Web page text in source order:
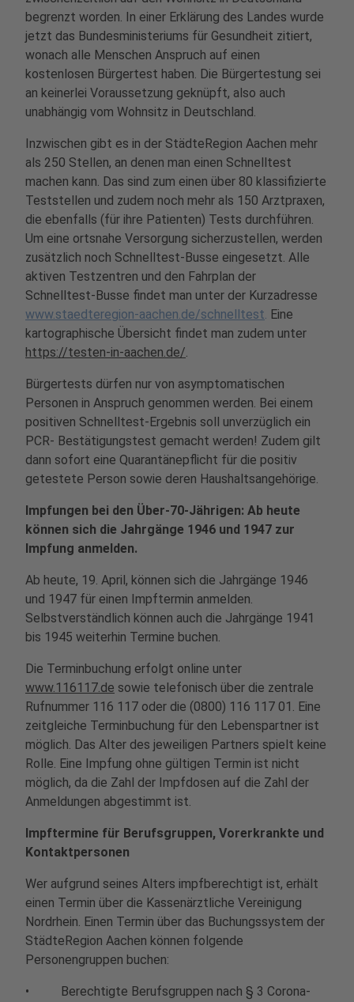
begrenzt worden. In einer Erklärung des Landes wurde
jetzt das Bundesministeriums für Gesundheit zitiert,
wonach alle Menschen Anspruch auf einen
kostenlosen Bürgertest haben. Die Bürgertestung sei
an keinerlei Voraussetzung geknüpft, also auch
unabhängig vom Wohnsitz in Deutschland.
Inzwischen gibt es in der StädteRegion Aachen mehr
als 250 Stellen, an denen man einen Schnelltest
machen kann. Das sind zum einen über 80 klassifizierte
Teststellen und zudem noch mehr als 150 Arztpraxen,
die ebenfalls (für ihre Patienten) Tests durchführen.
Um eine ortsnahe Versorgung sicherzustellen, werden
zusätzlich noch Schnelltest-Busse eingesetzt. Alle
aktiven Testzentren und den Fahrplan der
Schnelltest-Busse findet man unter der Kurzadresse
www.staedteregion-aachen.de/schnelltest. Eine
kartographische Übersicht findet man zudem unter
https://testen-in-aachen.de/.
Bürgertests dürfen nur von asymptomatischen
Personen in Anspruch genommen werden. Bei einem
positiven Schnelltest-Ergebnis soll unverzüglich ein
PCR- Bestätigungstest gemacht werden! Zudem gilt
dann sofort eine Quarantänepflicht für die positiv
getestete Person sowie deren Haushaltsangehörige.
Impfungen bei den Über-70-Jährigen: Ab heute
können sich die Jahrgänge 1946 und 1947 zur
Impfung anmelden.
Ab heute, 19. April, können sich die Jahrgänge 1946
und 1947 für einen Impftermin anmelden.
Selbstverständlich können auch die Jahrgänge 1941
bis 1945 weiterhin Termine buchen.
Die Terminbuchung erfolgt online unter
www.116117.de sowie telefonisch über die zentrale
Rufnummer 116 117 oder die (0800) 116 117 01. Eine
zeitgleiche Terminbuchung für den Lebenspartner ist
möglich. Das Alter des jeweiligen Partners spielt keine
Rolle. Eine Impfung ohne gültigen Termin ist nicht
möglich, da die Zahl der Impfdosen auf die Zahl der
Anmeldungen abgestimmt ist.
Impftermine für Berufsgruppen, Vorerkrankte und
Kontaktpersonen
Wer aufgrund seines Alters impfberechtigt ist, erhält
einen Termin über die Kassenärztliche Vereinigung
Nordrhein. Einen Termin über das Buchungssystem der
StädteRegion Aachen können folgende
Personengruppen buchen:
• Berechtigte Berufsgruppen nach § 3 Corona-